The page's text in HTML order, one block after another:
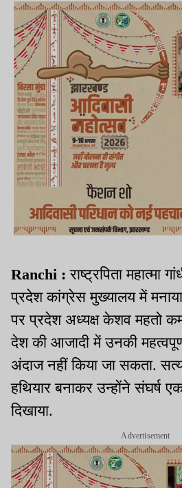
Ranchi : राष्ट्रपिता महात्मा
प्रदेश कांग्रेस मुख्यालय में
पर प्रदेश अध्यक्ष केशव महतो
देश की आजादी में उनकी
अंदाज नहीं किया जा सकता.
हथियार बनाकर उन्होंने संघर्ष
दिखाया.
Advertisement